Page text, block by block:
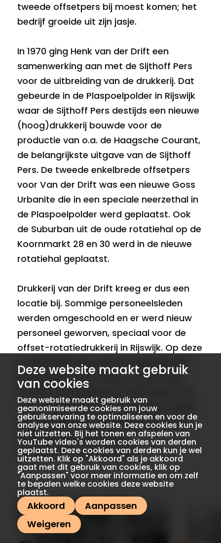
Deze website maakt gebruik
van cookies
Deze website maakt gebruik van
geanonimiseerde cookies om jouw
gebruikservaring te optimaliseren en voor de
analyse van onze website. Deze cookies kun je
niet uitzetten. Bij het tonen en afspelen van
YouTube video's worden cookies van derden
geplaatst. Deze cookies van derden kun je wel
uitzetten. Klik op "Akkoord" als je akkoord
gaat met dit gebruik van cookies, klik op
"Aanpassen" voor meer informatie en om zelf
te bepalen welke cookies deze website
plaatst.
Akkoord
Aanpassen
Weigeren
tweede offsetpers bij moest komen; het
bedrijf groeide uit zijn jasje.
In 1970 ging Henk van der Drift een
samenwerking aan met de Sijthoff Pers
voor de uitbreiding van de drukkerij. Dat
gebeurde in de Plaspoelpolder in Rijswijk
waar de Sijthoff Pers destijds een nieuwe
(hoog)drukkerij bouwde voor de
productie van o.a. de Haagsche Courant,
de belangrijkste uitgave van de Sijthoff
Pers. De tweede enkelbrede offsetpers
voor Van der Drift was een nieuwe Goss
Urbanite die in een speciale neerzethal in
de Plaspoelpolder werd geplaatst. Ook
de Suburban uit de oude rotatiehal op de
Koornmarkt 28 en 30 werd in de nieuwe
rotatiehal geplaatst.
Drukkerij van der Drift kreeg er dus een
locatie bij. Sommige personeelsleden
werden omgeschoold en er werd nieuw
personeel geworven, speciaal voor de
offset-rotatiedrukkerij in Rijswijk. Op deze
locatie hield men zich vooral bezig met
het drukken van kranten. Op de oude
locatie in de Molsteeg in Delft bleven de
"oude" drukmachines, zoals bijvoorbeeld
een Heidelberger in gebruik. Daar werd
sindsdien dus alleen nog
handelsdrukwerk gemaakt.